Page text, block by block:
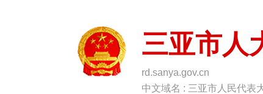
三亚市人
rd.sanya.gov.cn
中文域名 : 三亚市人民代表